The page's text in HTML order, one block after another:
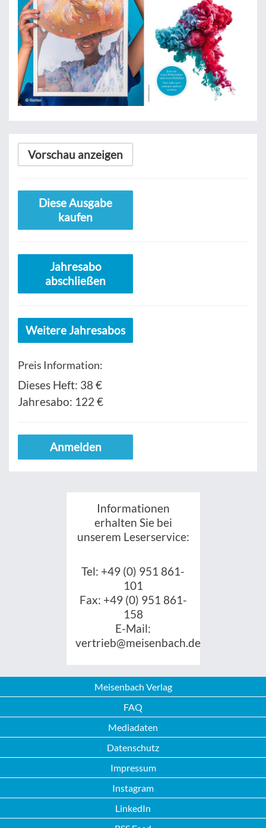
Vorschau anzeigen
Diese Ausgabe
kaufen
Jahresabo
abschließen
Weitere Jahresabos
Preis Information:
Dieses Heft: 38 €
Jahresabo: 122 €
Anmelden
Informationen
erhalten Sie bei
unserem Leserservice:
Tel: +49 (0) 951 861-
101
Fax: +49 (0) 951 861-
158
E-Mail:
vertrieb@meisenbach.de
Meisenbach Verlag
FAQ
Mediadaten
Datenschutz
Impressum
Instagram
LinkedIn